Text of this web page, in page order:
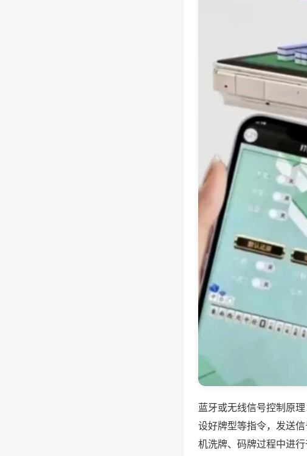
蓝牙或无线信号控制原
设好牌型等指令，发送
机洗牌、码牌过程中进行